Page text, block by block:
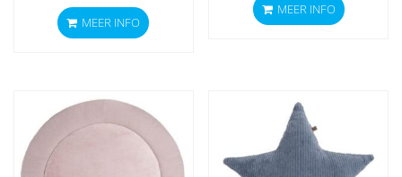
was:
is:
MEER INFO
MEER INFO